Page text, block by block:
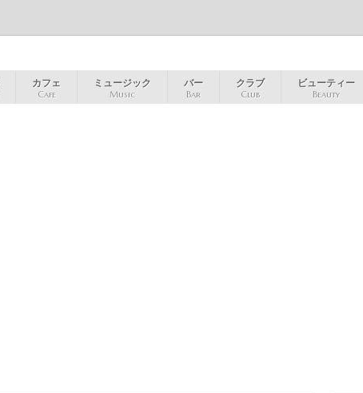
カフェ
Cafe
ミュージック
Music
バー
Bar
クラブ
Club
ビューティー
Beauty